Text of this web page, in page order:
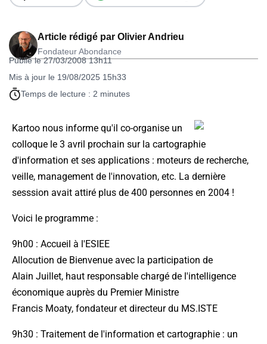
Article rédigé par Olivier Andrieu
Fondateur Abondance
Publié le 27/03/2008 13h11
Mis à jour le 19/08/2025 15h33
Temps de lecture : 2 minutes
Kartoo nous informe qu'il co-organise un
colloque le 3 avril prochain sur la cartographie
d'information et ses applications : moteurs de recherche,
veille, management de l'innovation, etc. La dernière
sesssion avait attiré plus de 400 personnes en 2004 !
Voici le programme :
9h00 : Accueil à l'ESIEE
Allocution de Bienvenue avec la participation de
Alain Juillet, haut responsable chargé de l'intelligence
économique auprès du Premier Ministre
Francis Moaty, fondateur et directeur du MS.ISTE
9h30 : Traitement de l'information et cartographie : un